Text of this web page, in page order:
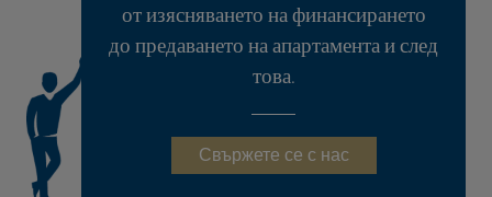
от изясняването на финансирането
до предаването на апартамента и след
това.
Свържете се с нас